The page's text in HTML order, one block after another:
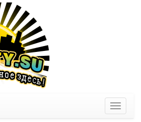
Toggle